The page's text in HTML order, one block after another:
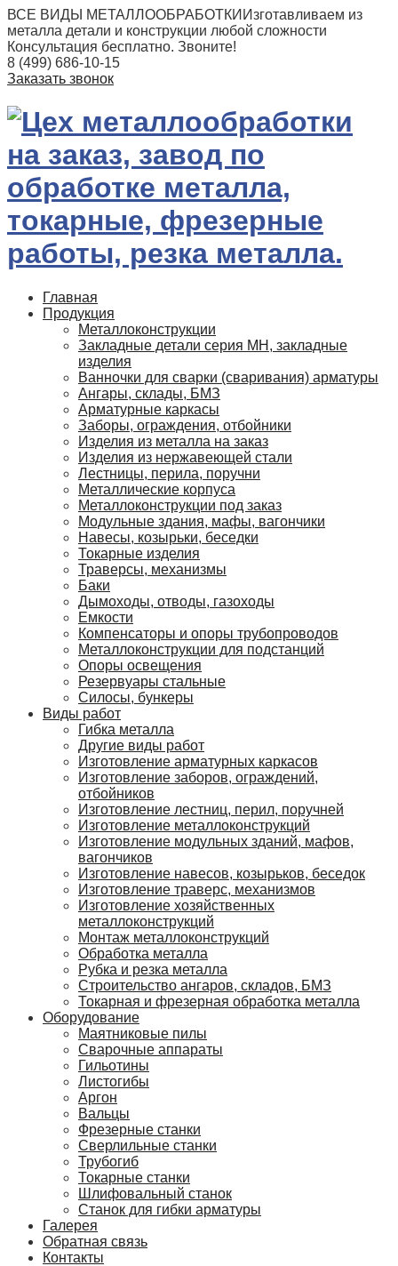
ВСЕ ВИДЫ МЕТАЛЛООБРАБОТКИ Изготавливаем из
металла детали и конструкции любой сложности
Консультация бесплатно. Звоните!
8 (499) 686-10-15
Заказать звонок
Главная
Продукция
Металлоконструкции
Закладные детали серия МН, закладные
изделия
Ванночки для сварки (сваривания) арматуры
Ангары, склады, БМЗ
Арматурные каркасы
Заборы, ограждения, отбойники
Изделия из металла на заказ
Изделия из нержавеющей стали
Лестницы, перила, поручни
Металлические корпуса
Металлоконструкции под заказ
Модульные здания, мафы, вагончики
Навесы, козырьки, беседки
Токарные изделия
Траверсы, механизмы
Баки
Дымоходы, отводы, газоходы
Емкости
Компенсаторы и опоры трубопроводов
Металлоконструкции для подстанций
Опоры освещения
Резервуары стальные
Силосы, бункеры
Виды работ
Гибка металла
Другие виды работ
Изготовление арматурных каркасов
Изготовление заборов, ограждений,
отбойников
Изготовление лестниц, перил, поручней
Изготовление металлоконструкций
Изготовление модульных зданий, мафов,
вагончиков
Изготовление навесов, козырьков, беседок
Изготовление траверс, механизмов
Изготовление хозяйственных
металлоконструкций
Монтаж металлоконструкций
Обработка металла
Рубка и резка металла
Строительство ангаров, складов, БМЗ
Токарная и фрезерная обработка металла
Оборудование
Маятниковые пилы
Сварочные аппараты
Гильотины
Листогибы
Аргон
Вальцы
Фрезерные станки
Сверлильные станки
Трубогиб
Токарные станки
Шлифовальный станок
Станок для гибки арматуры
Галерея
Обратная связь
Контакты